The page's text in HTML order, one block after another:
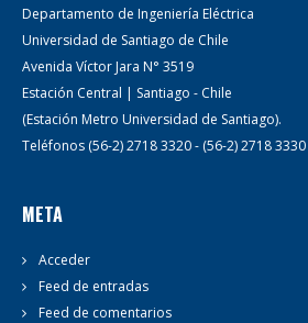
Departamento de Ingeniería Eléctrica
Universidad de Santiago de Chile
Avenida Víctor Jara N° 3519
Estación Central | Santiago - Chile
(Estación Metro Universidad de Santiago).
Teléfonos (56-2) 2718 3320 - (56-2) 2718 3330
META
Acceder
Feed de entradas
Feed de comentarios